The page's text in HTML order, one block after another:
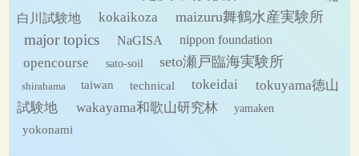
白川試験地
kokaikoza maizuru舞鶴水産実験所
major topics NaGISA nippon foundation
opencourse sato-soil seto瀬戸臨海実験所
shirahama taiwan technical tokeidai
tokuyama徳山
試験地
wakayama和歌山研究林
yamaken
yokonami